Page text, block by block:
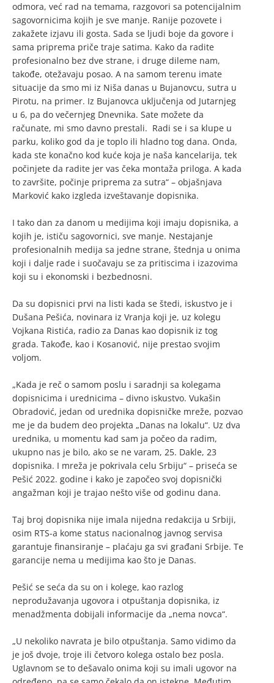
odmora, već rad na temama, razgovori sa potencijalnim
sagovornicima kojih je sve manje. Ranije pozovete i
zakažete izjavu ili gosta. Sada se ljudi boje da govore i
sama priprema priče traje satima. Kako da radite
profesionalno bez dve strane, i druge dileme nam,
takođe, otežavaju posao. A na samom terenu imate
situacije da smo mi iz Niša danas u Bujanovcu, sutra u
Pirotu, na primer. Iz Bujanovca uključenja od Jutarnjeg
u 6, pa do večernjeg Dnevnika. Sate možete da
računate, mi smo davno prestali. Radi se i sa klupe u
parku, koliko god da je toplo ili hladno tog dana. Onda,
kada ste konačno kod kuće koja je naša kancelarija, tek
počinjete da radite jer vas čeka montaža priloga. A kada
to završite, počinje priprema za sutra“ – objašnjava
Marković kako izgleda izveštavanje dopisnika.
I tako dan za danom u medijima koji imaju dopisnika, a
kojih je, ističu sagovornici, sve manje. Nestajanje
profesionalnih medija sa jedne strane, štednja u onima
koji i dalje rade i suočavaju se za pritiscima i izazovima
koji su i ekonomski i bezbednosni.
Da su dopisnici prvi na listi kada se štedi, iskustvo je i
Dušana Pešića, novinara iz Vranja koji je, uz kolegu
Vojkana Ristića, radio za Danas kao dopisnik iz tog
grada. Takođe, kao i Kosanović, nije prestao svojim
voljom.
„Kada je reč o samom poslu i saradnji sa kolegama
dopisnicima i urednicima – divno iskustvo. Vukašin
Obradović, jedan od urednika dopisničke mreže, pozvao
me je da budem deo projekta „Danas na lokalu“. Uz dva
urednika, u momentu kad sam ja počeo da radim,
ukupno nas je bilo, ako se ne varam, 25. Dakle, 23
dopisnika. I mreža je pokrivala celu Srbiju“ – priseća se
Pešić 2022. godine i kako je započeo svoj dopisnički
angažman koji je trajao nešto više od godinu dana.
Taj broj dopisnika nije imala nijedna redakcija u Srbiji,
osim RTS-a kome status nacionalnog javnog servisa
garantuje finansiranje – plaćaju ga svi građani Srbije. Te
garancije nema u medijima kao što je Danas.
Pešić se seća da su on i kolege, kao razlog
neprodužavanja ugovora i otpuštanja dopisnika, iz
menadžmenta dobijali informacije da „nema novca“.
„U nekoliko navrata je bilo otpuštanja. Samo vidimo da
je još dvoje, troje ili četvoro kolega ostalo bez posla.
Uglavnom se to dešavalo onima koji su imali ugovor na